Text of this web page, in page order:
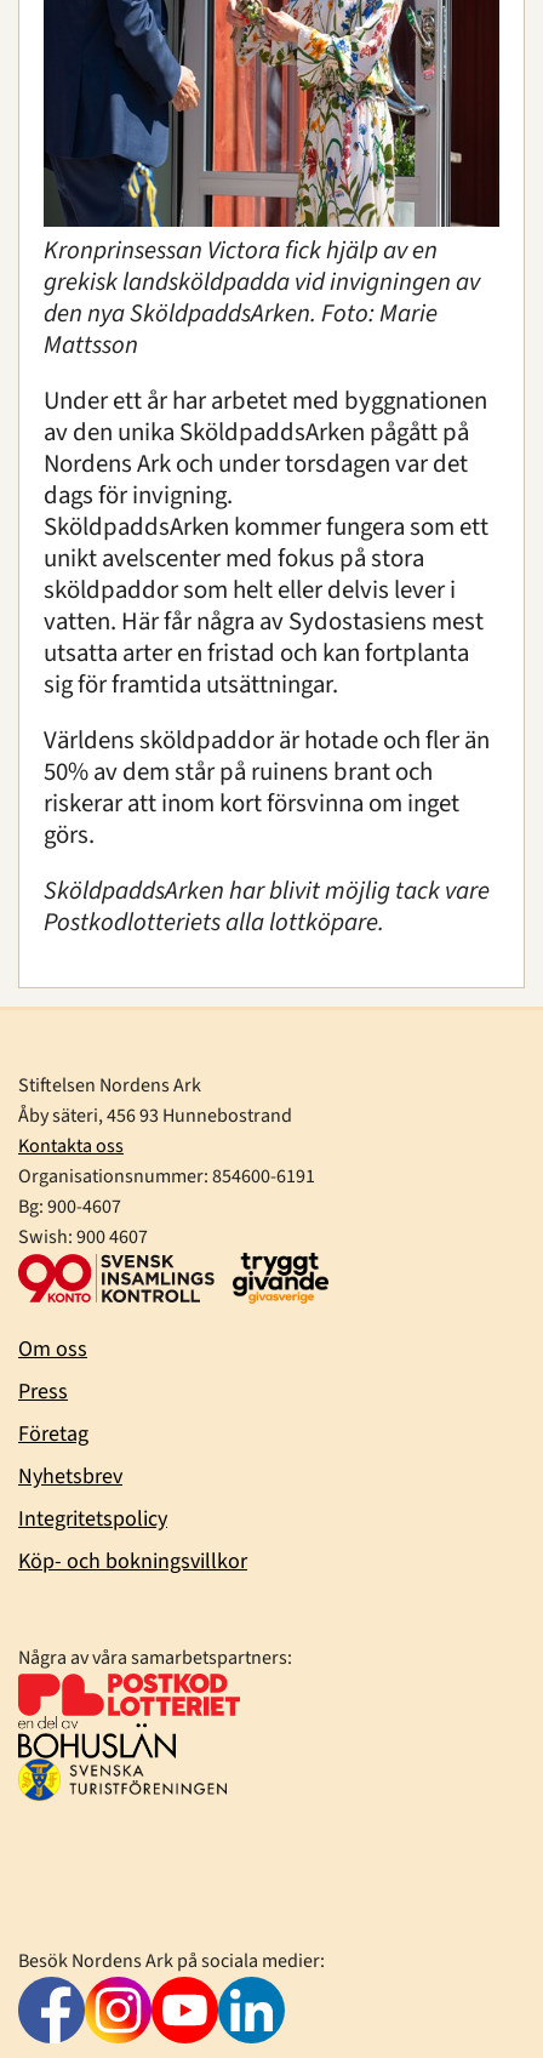
Kronprinsessan Victora fick hjälp av en
grekisk landsköldpadda vid invigningen av
den nya SköldpaddsArken. Foto: Marie
Mattsson
Under ett år har arbetet med byggnationen
av den unika SköldpaddsArken pågått på
Nordens Ark och under torsdagen var det
dags för invigning.
SköldpaddsArken kommer fungera som ett
unikt avelscenter med fokus på stora
sköldpaddor som helt eller delvis lever i
vatten. Här får några av Sydostasiens mest
utsatta arter en fristad och kan fortplanta
sig för framtida utsättningar.
Världens sköldpaddor är hotade och fler än
50% av dem står på ruinens brant och
riskerar att inom kort försvinna om inget
görs.
SköldpaddsArken har blivit möjlig tack vare
Postkodlotteriets alla lottköpare.
Stiftelsen Nordens Ark
Åby säteri, 456 93 Hunnebostrand
Kontakta oss
Organisationsnummer:854600-6191
Bg: 900-4607
Swish: 900 4607
Om oss
Press
Företag
Nyhetsbrev
Integritetspolicy
Köp- och bokningsvillkor
Några av våra samarbetspartners:
Besök Nordens Ark på sociala medier: